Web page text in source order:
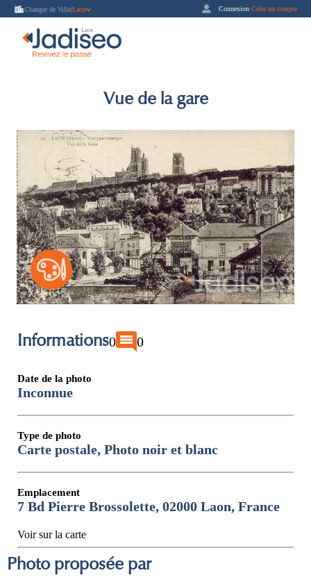
Changer de Ville|Laon Connexion Créer un compte
Vue de la gare
Informations0 0
Date de la photo
Inconnue
Type de photo
Carte postale, Photo noir et blanc
Emplacement
7 Bd Pierre Brossolette, 02000 Laon, France
Voir sur la carte
Photo proposée par